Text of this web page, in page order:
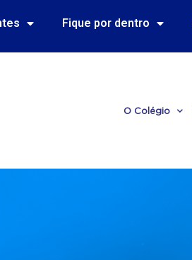
Fique por dentro
O Colégio